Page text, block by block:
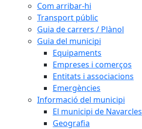
Com arribar-hi
Transport públic
Guia de carrers / Plànol
Guia del municipi
Equipaments
Empreses i comerços
Entitats i associacions
Emergències
Informació del municipi
El municipi de Navarcles
Geografia